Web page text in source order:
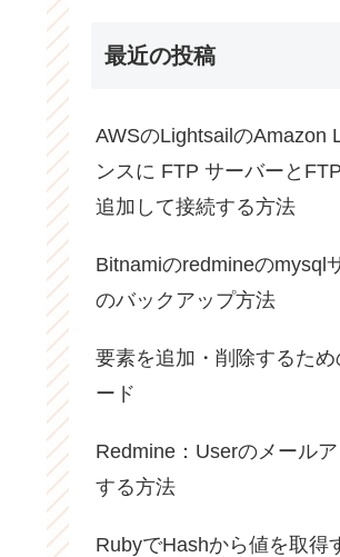
最近の投稿
AWSのLightsailのAmazon
ンスに FTP サーバーと
追加して接続する方法
Bitnamiのredmineのmysql
のバックアップ方法
要素を追加・削除するため
ード
Redmine：Userのメール
する方法
RubyでHashから値を取得